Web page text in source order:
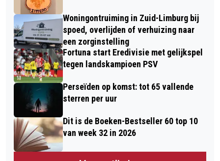
Woningontruiming in Zuid-Limburg bij
spoed, overlijden of verhuizing naar
een zorginstelling
Fortuna start Eredivisie met gelijkspel
tegen landskampioen PSV
Perseïden op komst: tot 65 vallende
sterren per uur
Dit is de Boeken-Bestseller 60 top 10
van week 32 in 2026